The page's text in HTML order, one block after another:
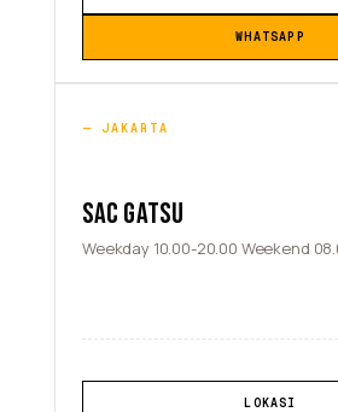
WHATSAPP
JAKARTA
SAC GATSU
Weekday 10.00-20.00 Weekend
LOKASI